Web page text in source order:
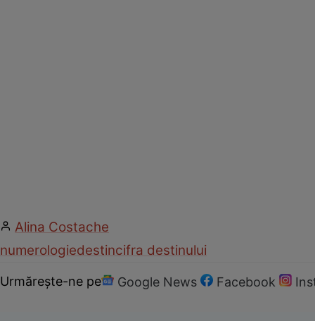
Alina Costache
numerologiedestincifra destinului
Urmărește-ne pe Google News Facebook